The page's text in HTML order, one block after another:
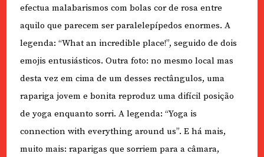
efectua malabarismos com bolas cor de rosa entre
aquilo que parecem ser paralelepípedos enormes. A
legenda: “What an incredible place!”, seguido de dois
emojis entusiásticos. Outra foto: no mesmo local mas
desta vez em cima de um desses rectângulos, uma
rapariga jovem e bonita reproduz uma difícil posição
de yoga enquanto sorri. A legenda: “Yoga is
connection with everything around us”. E há mais,
muito mais: raparigas que sorriem para a câmara,